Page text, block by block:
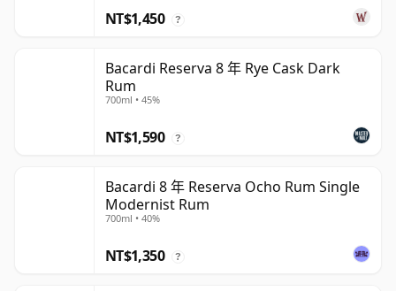
NT$1,450 ?
Bacardi Reserva 8 年 Rye Cask Dark
Rum
700ml • 45%
NT$1,590 ?
Bacardi 8 年 Reserva Ocho Rum Single
Modernist Rum
700ml • 40%
NT$1,350 ?